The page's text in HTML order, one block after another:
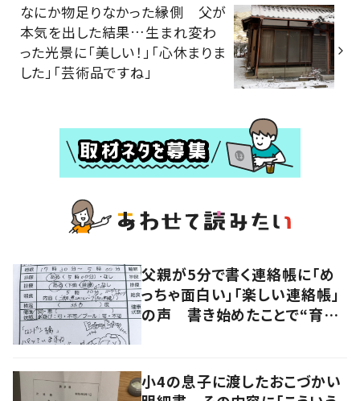
なにか物足りなかった縁側 父が
本気を出した結果…生まれ変わ
った光景に「美しい！」「心休まりま
した」「芸術品ですね」
父親が5分で書く連絡帳に「め
っちゃ面白い」「楽しい連絡帳」
の声 書き始めたことで“育児
小4の息子に渡したおこづかい